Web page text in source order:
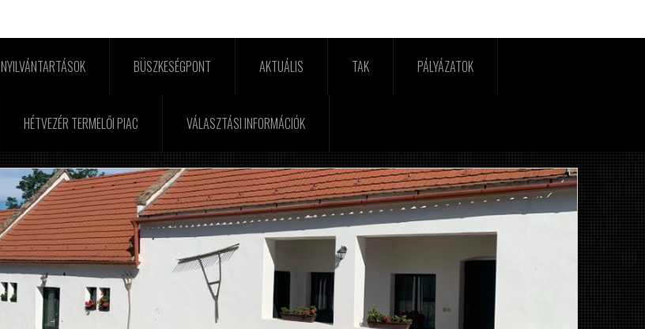
NYILVÁNTARTÁSOK BÜSZKESÉGPONT AKTUÁLIS TAK PÁLYÁZATOK
HÉTVEZÉR TERMELŐI PIAC VÁLASZTÁSI INFORMÁCIÓK